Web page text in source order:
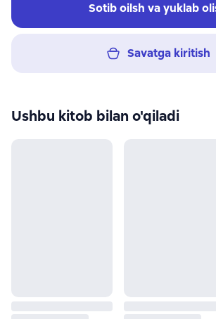
Sotib oilsh va yuklab
Savatga kiritish
Ushbu kitob bilan o'qiladi